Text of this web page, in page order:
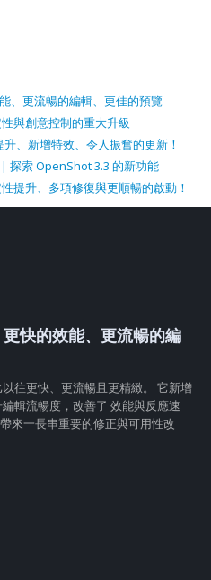
、更流暢的編輯、更佳的預覽
與創意控制的重大升級
、新增特效、令人振奮的更新！
探索 OpenShot 3.3 的新功能
提升、多項修復與更順暢的啟動！
快的效能、更流暢的編
往更快、更流暢且更精緻。 它新增
輯流暢度，改善了 效能與反應速
來一長串重要的修正與可用性改